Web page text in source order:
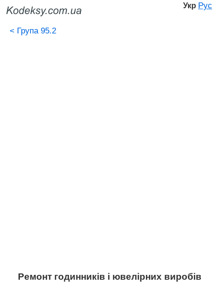
Укр Рус
< Група 95.2
Ремонт годинників і ювелірних виробів